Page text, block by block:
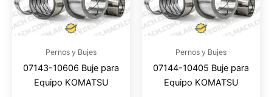
Pernos y Bujes
07143-10606 Buje para
Equipo KOMATSU
Pernos y Bujes
07144-10405 Buje para
Equipo KOMATSU